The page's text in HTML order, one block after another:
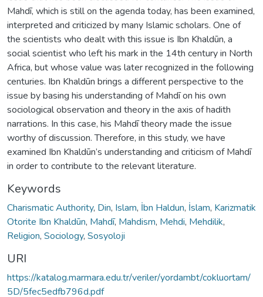
Mahdī, which is still on the agenda today, has been examined,
interpreted and criticized by many Islamic scholars. One of
the scientists who dealt with this issue is Ibn Khaldūn, a
social scientist who left his mark in the 14th century in North
Africa, but whose value was later recognized in the following
centuries. Ibn Khaldūn brings a different perspective to the
issue by basing his understanding of Mahdī on his own
sociological observation and theory in the axis of hadith
narrations. In this case, his Mahdī theory made the issue
worthy of discussion. Therefore, in this study, we have
examined Ibn Khaldūn’s understanding and criticism of Mahdī
in order to contribute to the relevant literature.
Keywords
Charismatic Authority, Din, Islam, İbn Haldun, İslam, Karizmatik
Otorite Ibn Khaldūn, Mahdī, Mahdism, Mehdi, Mehdilik,
Religion, Sociology, Sosyoloji
URI
https://katalog.marmara.edu.tr/veriler/yordambt/cokluortam/
5D/5fec5edfb796d.pdf